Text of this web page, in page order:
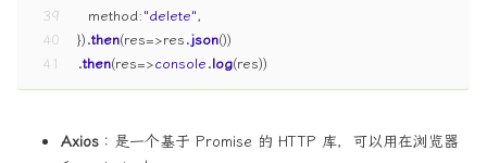
39
40
41
method:"delete",
}).then(res=>res.json())
.then(res=>console.log(res))
Axios ：是一个基于 Promise 的 HTTP 库，可以用在浏览器